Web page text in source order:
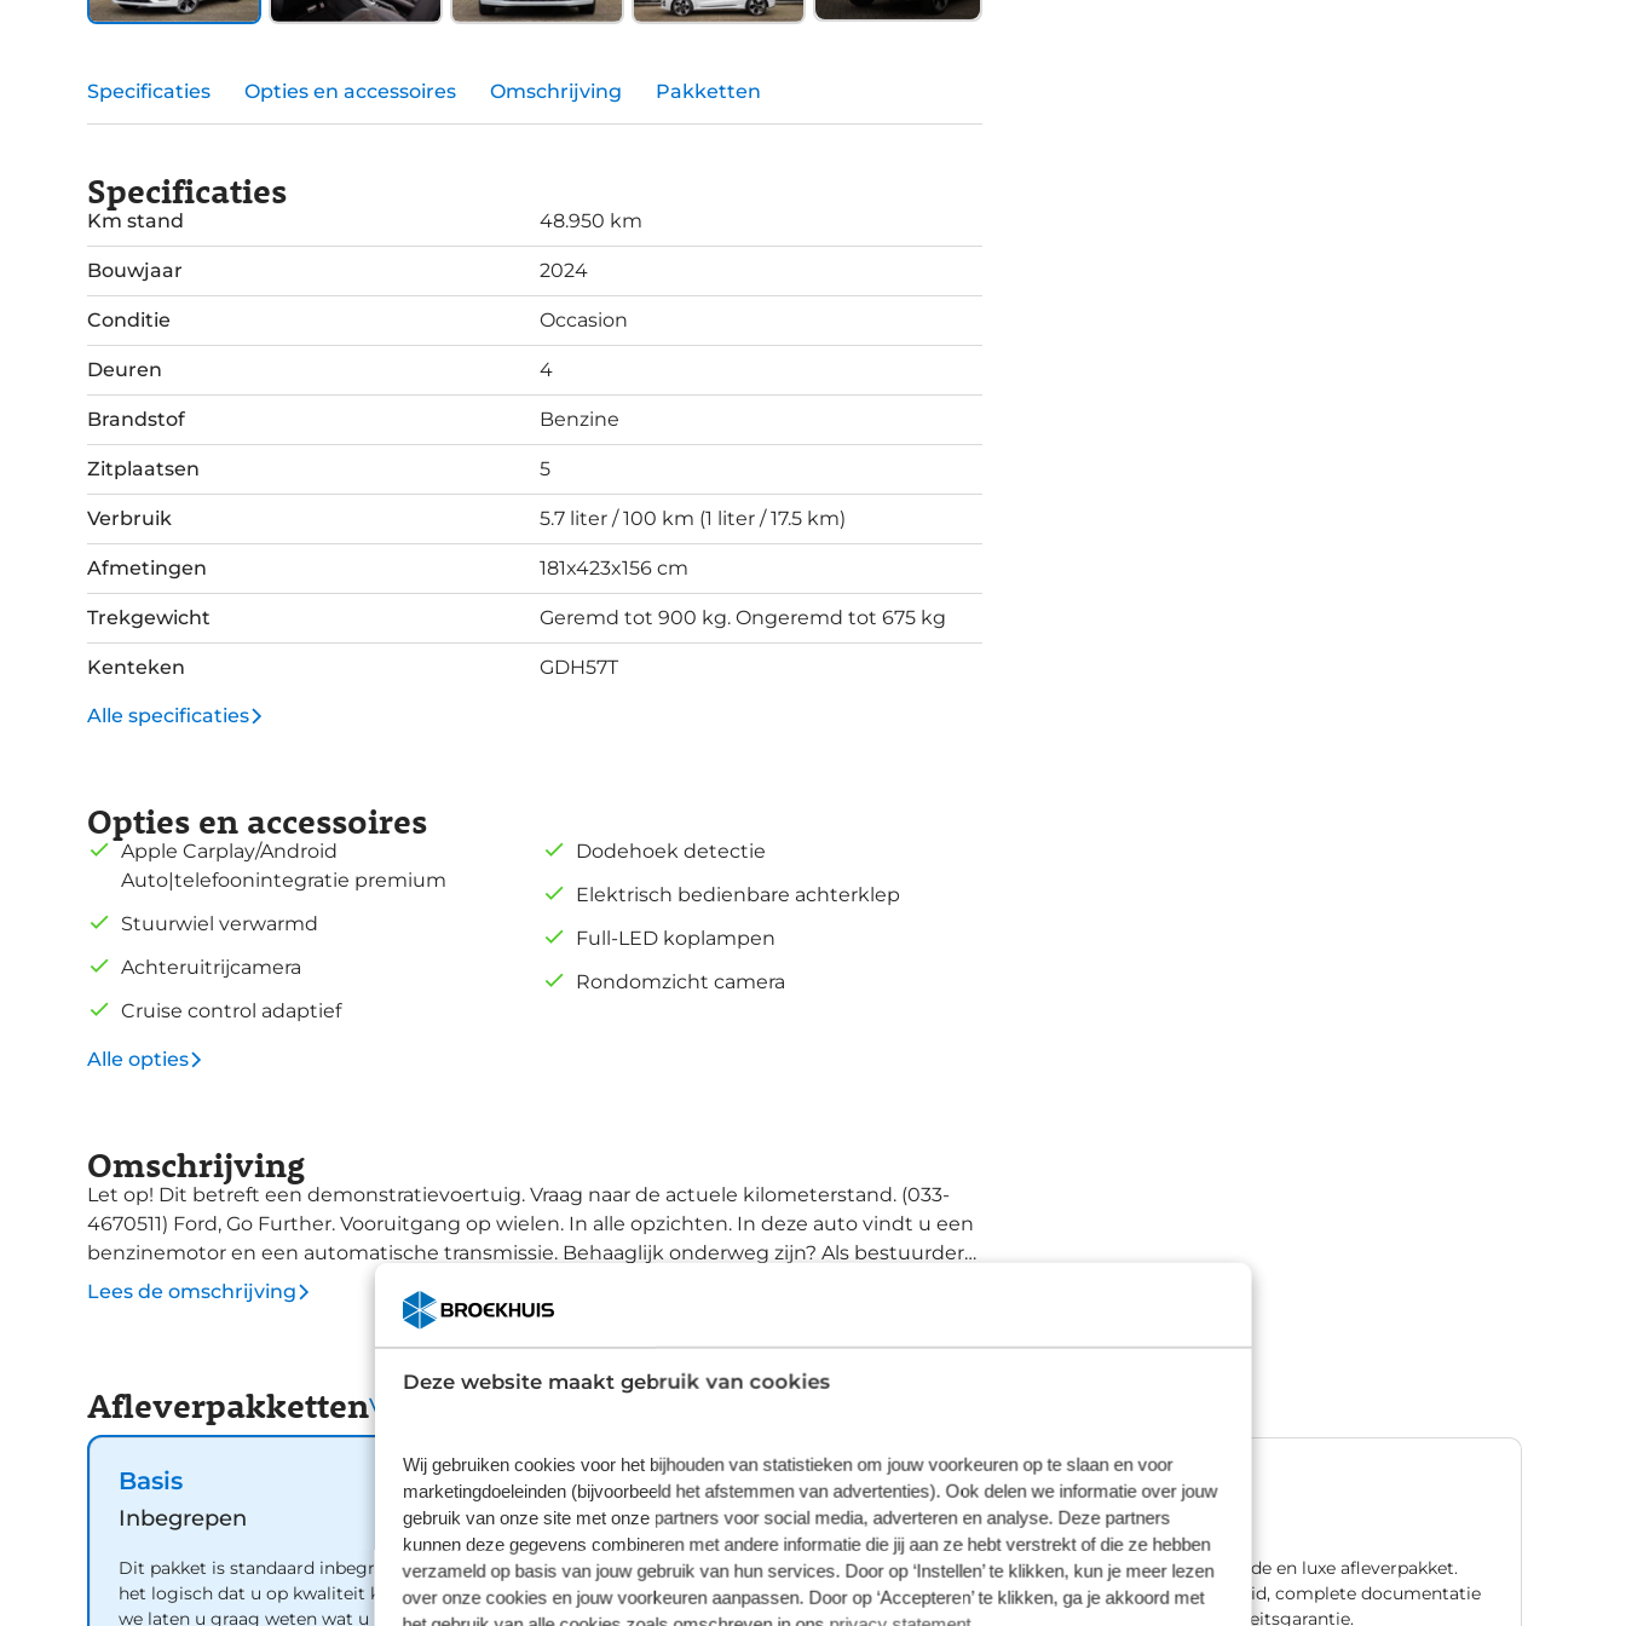
Deze website maakt gebruik van cookies
Wij gebruiken cookies voor het bijhouden van statistieken om jouw voorkeuren op te slaan en voor
marketingdoeleinden (bijvoorbeeld het afstemmen van advertenties). Ook delen we informatie over jouw
gebruik van onze site met onze partners voor social media, adverteren en analyse. Deze partners
kunnen deze gegevens combineren met andere informatie die jij aan ze hebt verstrekt of die ze hebben
verzameld op basis van jouw gebruik van hun services. Door op ‘Instellen’ te klikken, kun je meer lezen
over onze cookies en jouw voorkeuren aanpassen. Door op ‘Accepteren’ te klikken, ga je akkoord met
Specificaties Opties en accessoires Omschrijving Pakketten
Specificaties
Km stand 48.950 km
Bouwjaar 2024
Conditie Occasion
Deuren 4
Brandstof Benzine
Zitplaatsen 5
Verbruik 5.7 liter / 100 km (1 liter / 17.5 km)
Afmetingen 181x423x156 cm
Trekgewicht Geremd tot 900 kg. Ongeremd tot 675 kg
Kenteken GDH57T
Alle specificaties
Opties en accessoires
Apple Carplay/Android
Auto|telefoonintegratie premium
Stuurwiel verwarmd
Achteruitrijcamera
Cruise control adaptief
Dodehoek detectie
Elektrisch bedienbare achterklep
Full-LED koplampen
Rondomzicht camera
Alle opties
Omschrijving
Let op! Dit betreft een demonstratievoertuig. Vraag naar de actuele kilometerstand. (033-
4670511) Ford, Go Further. Vooruitgang op wielen. In alle opzichten. In deze auto vindt u een
benzinemotor en een automatische transmissie. Behaaglijk onderweg zijn? Als bestuurder
geniet u van de verwarmbare voorstoelen. Net als uw bijrijder! De sportstoelen houden u en
uw passagier stevig vast tijdens een snelle rit, maar bieden ook altijd comfortabele
bedienbare glazen panoramadak. De elektrische achterklep opent met een druk op de
knop, zodat u gemakkelijk toegang heeft tot de bagageruimte. Als het buiten koud wordt,
voelt zo'n verwarmd stuurwiel heerlijk aan. De uitmonstering van deze auto wordt
gecompleteerd door onder meer 18 inch lichtmetalen velgen, Full LED koplampen,
sportonderstel, geluidsisolerende ramen, in delen neerklapbare achterbank en LED-
achterlichten. Omdat goed geïnformeerd rijden tegenwoordig om veel meer draait dan
alleen snelheid en brandstofpeil, laat het digitale dashboard alle functies zien die u nodig
heeft. Elk van de vier camera's op deze auto draagt bij aan het creëren van een
onbelemmerd uitzicht van 360 graden rondom de auto. Met adaptive cruise control houdt
Lees de omschrijving
AfleverpakkettenVergelijk
Basis
Inbegrepen
Dit pakket is standaard inbegrepen. We vinden
het logisch dat u op kwaliteit kunt rekenen en
we laten u graag weten wat u kunt verwachten.
Plus
€ 995,00
Wilt u meer zekerheid door langere garantie en
meer uitgebreide voertuig check dan maakt u
met dit pakket de juiste keuze. Bovendien kunt u
Premium
€ 1.195,00
Ons meest uitgebreide en luxe afleverpakket.
Met één jaar zekerheid, complete documentatie
en natuurlijk mobiliteitsgarantie.